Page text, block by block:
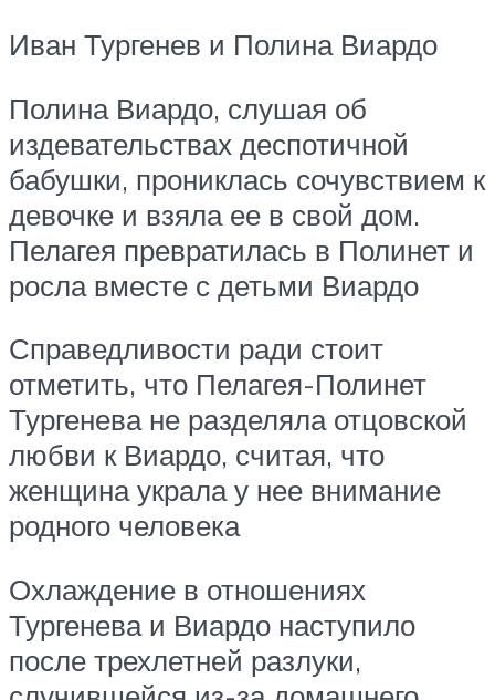
Иван Тургенев и Полина Виардо
Полина Виардо, слушая об
издевательствах деспотичной
бабушки, прониклась сочувствием к
девочке и взяла ее в свой дом.
Пелагея превратилась в Полинет и
росла вместе с детьми Виардо
Справедливости ради стоит
отметить, что Пелагея-Полинет
Тургенева не разделяла отцовской
любви к Виардо, считая, что
женщина украла у нее внимание
родного человека
Охлаждение в отношениях
Тургенева и Виардо наступило
после трехлетней разлуки,